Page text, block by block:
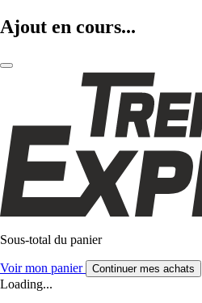
Ajout en cours...
Sous-total du panier
Voir mon panier Continuer mes achats
Loading...